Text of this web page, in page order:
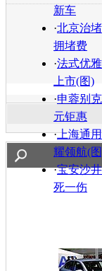
新车
·北京治
拥堵费
·法式优
上市(图)
·申蓉别
元钜惠
·上海通
耀领航(
·宝安沙
死一伤